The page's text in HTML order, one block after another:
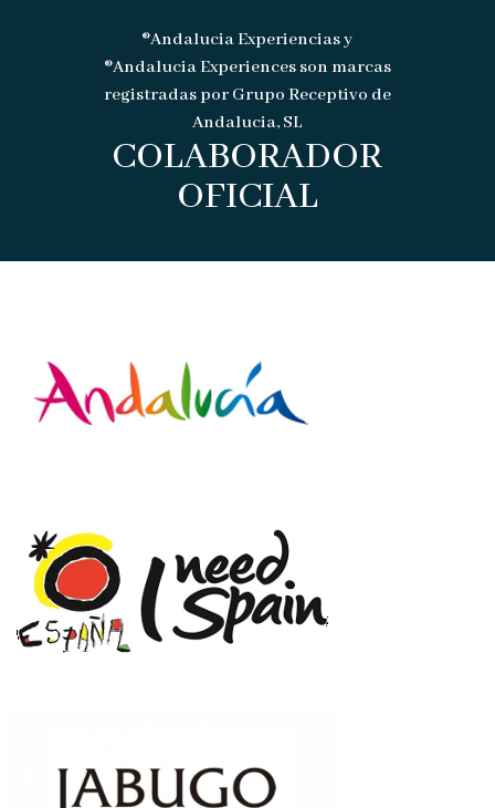
®Andalucia Experiencias y
®Andalucia Experiences son marcas
registradas por Grupo Receptivo de
Andalucia, SL
COLABORADOR
OFICIAL